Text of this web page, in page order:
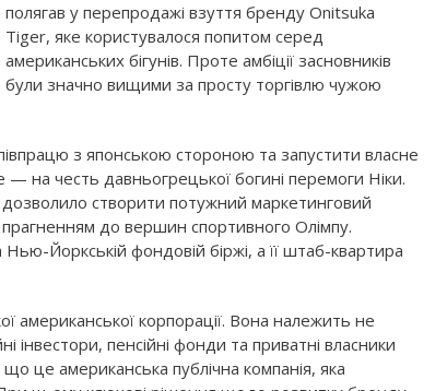
полягав у перепродажі взуття бренду Onitsuka
Tiger, яке користувалося попитом серед
американських бігунів. Проте амбіції засновників
були значно вищими за просту торгівлю чужою
з японською стороною та запустити власне
на честь давньогрецької богині перемоги Ніки.
створити потужний маркетинговий
до вершин спортивного Олімпу.
Нью-Йоркській фондовій біржі, а її штаб-квартира
американської корпорації. Вона належить не
інвестори, пенсійні фонди та приватні власники
це американська публічна компанія, яка